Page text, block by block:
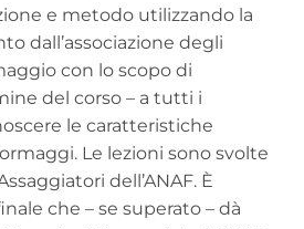
e metodo utilizzando la
dall’associazione degli
con lo scopo di
del corso – a tutti i
le caratteristiche
Le lezioni sono svolte
dell’ANAF. È
che – se superato – dà